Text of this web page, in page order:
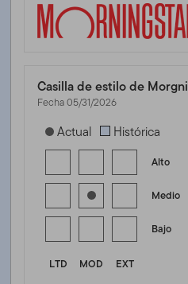
Casilla de estilo de
Fecha 05/31/2026
[products.morningstar-
Actual Histórica
Alto
Medio
Bajo
LTD MOD
EXT